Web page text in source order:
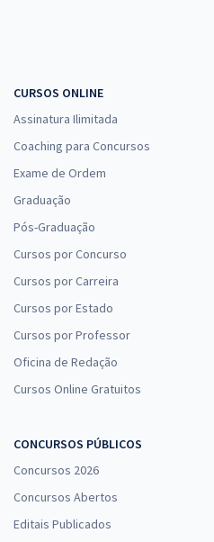
CURSOS ONLINE
Assinatura Ilimitada
Coaching para Concursos
Exame de Ordem
Graduação
Pós-Graduação
Cursos por Concurso
Cursos por Carreira
Cursos por Estado
Cursos por Professor
Oficina de Redação
Cursos Online Gratuitos
CONCURSOS PÚBLICOS
Concursos 2026
Concursos Abertos
Editais Publicados